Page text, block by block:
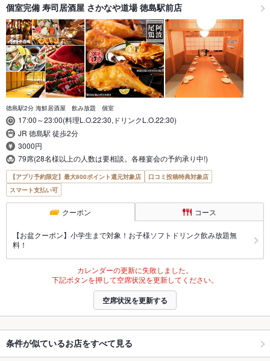
個室完備 寿司居酒屋 さかなや道場 徳島駅前店
徳島駅2分 海鮮居酒屋 飲み放題 個室
17:00～23:00(料理L.O.22:30,ドリンクL.O.22:30)
JR 徳島駅 徒歩2分
3000円
79席(28名様以上の人数は要相談。各種宴会の予約承り中!)
【アプリ予約限定】最大800ポイント還元対象店
口コミ投稿特典対象店
スマート支払い可
クーポン コース
【お盆クーポン】小学生まで対象！お子様ソフトドリンク飲み放題無
料！
カレンダーの更新に失敗しました。
下記ボタンを押して空席状況を更新してください。
空席状況を更新する
条件が似ているお店をすべて見る